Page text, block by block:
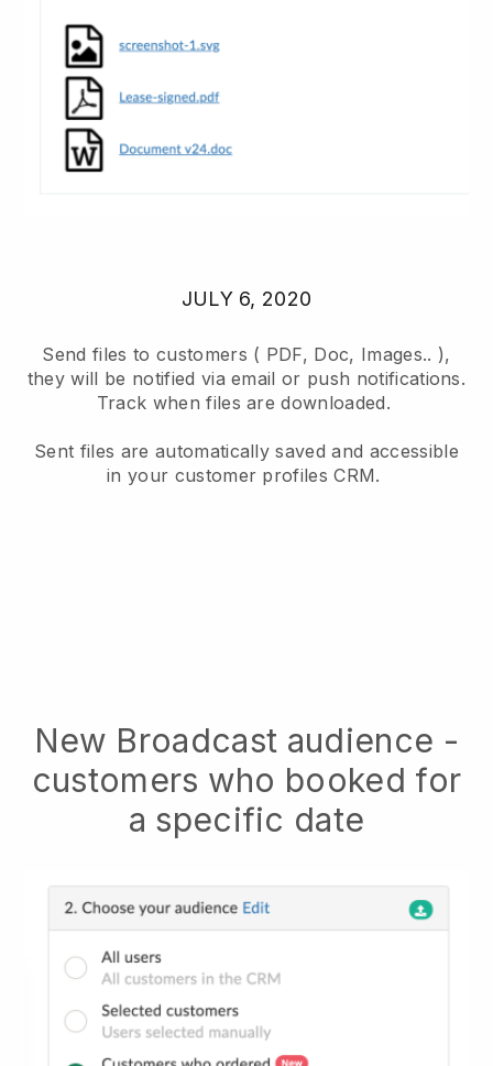
JULY 6, 2020
Send files to customers ( PDF, Doc, Images.. ),
they will be notified via email or push notifications.
Track when files are downloaded.
Sent files are automatically saved and accessible
in your customer profiles CRM.
New Broadcast audience -
customers who booked for
a specific date